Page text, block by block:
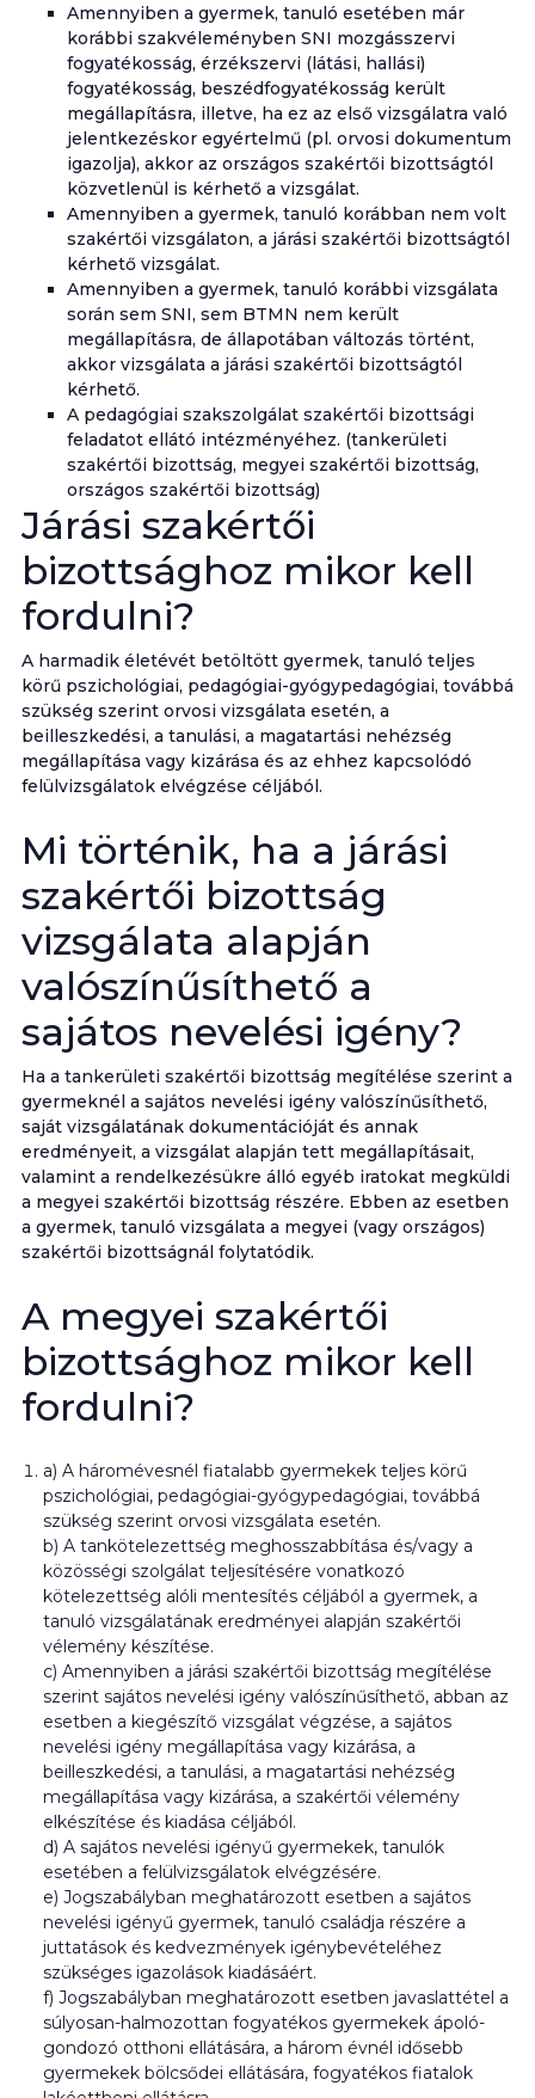
Amennyiben a gyermek, tanuló esetében már
korábbi szakvéleményben SNI mozgásszervi
fogyatékosság, érzékszervi (látási, hallási)
fogyatékosság, beszédfogyatékosság került
megállapításra, illetve, ha ez az első vizsgálatra való
jelentkezéskor egyértelmű (pl. orvosi dokumentum
igazolja), akkor az országos szakértői bizottságtól
közvetlenül is kérhető a vizsgálat.
Amennyiben a gyermek, tanuló korábban nem volt
szakértői vizsgálaton, a járási szakértői bizottságtól
kérhető vizsgálat.
Amennyiben a gyermek, tanuló korábbi vizsgálata
során sem SNI, sem BTMN nem került
megállapításra, de állapotában változás történt,
akkor vizsgálata a járási szakértői bizottságtól
kérhető.
A pedagógiai szakszolgálat szakértői bizottsági
feladatot ellátó intézményéhez. (tankerületi
szakértői bizottság, megyei szakértői bizottság,
országos szakértői bizottság)
Járási szakértői
bizottsághoz mikor kell
fordulni?
A harmadik életévét betöltött gyermek, tanuló teljes
körű pszichológiai, pedagógiai-gyógypedagógiai, továbbá
szükség szerint orvosi vizsgálata esetén, a
beilleszkedési, a tanulási, a magatartási nehézség
megállapítása vagy kizárása és az ehhez kapcsolódó
felülvizsgálatok elvégzése céljából.
Mi történik, ha a járási
szakértői bizottság
vizsgálata alapján
valószínűsíthető a
sajátos nevelési igény?
Ha a tankerületi szakértői bizottság megítélése szerint a
gyermeknél a sajátos nevelési igény valószínűsíthető,
saját vizsgálatának dokumentációját és annak
eredményeit, a vizsgálat alapján tett megállapításait,
valamint a rendelkezésükre álló egyéb iratokat megküldi
a megyei szakértői bizottság részére. Ebben az esetben
a gyermek, tanuló vizsgálata a megyei (vagy országos)
szakértői bizottságnál folytatódik.
A megyei szakértői
bizottsághoz mikor kell
fordulni?
a) A háromévesnél fiatalabb gyermekek teljes körű
pszichológiai, pedagógiai-gyógypedagógiai, továbbá
szükség szerint orvosi vizsgálata esetén.
b) A tankötelezettség meghosszabbítása és/vagy a
közösségi szolgálat teljesítésére vonatkozó
kötelezettség alóli mentesítés céljából a gyermek, a
tanuló vizsgálatának eredményei alapján szakértői
vélemény készítése.
c) Amennyiben a járási szakértői bizottság megítélése
szerint sajátos nevelési igény valószínűsíthető, abban az
esetben a kiegészítő vizsgálat végzése, a sajátos
nevelési igény megállapítása vagy kizárása, a
beilleszkedési, a tanulási, a magatartási nehézség
megállapítása vagy kizárása, a szakértői vélemény
elkészítése és kiadása céljából.
d) A sajátos nevelési igényű gyermekek, tanulók
esetében a felülvizsgálatok elvégzésére.
e) Jogszabályban meghatározott esetben a sajátos
nevelési igényű gyermek, tanuló családja részére a
juttatások és kedvezmények igénybevételéhez
szükséges igazolások kiadásáért.
f) Jogszabályban meghatározott esetben javaslattétel a
súlyosan-halmozottan fogyatékos gyermekek ápoló-
gondozó otthoni ellátására, a három évnél idősebb
gyermekek bölcsődei ellátására, fogyatékos fiatalok